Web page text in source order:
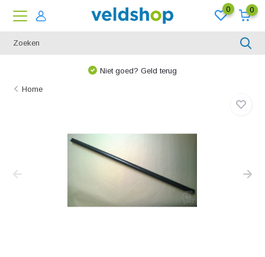
0 0
Niet goed? Geld terug
Home